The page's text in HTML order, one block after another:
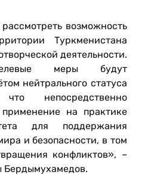
возможность
Туркменистана
деятельности.
меры будут
нейтрального статуса
что непосредственно
применение на практике
для поддержания
и безопасности, в том
конфликтов», –
Бердымухамедов.